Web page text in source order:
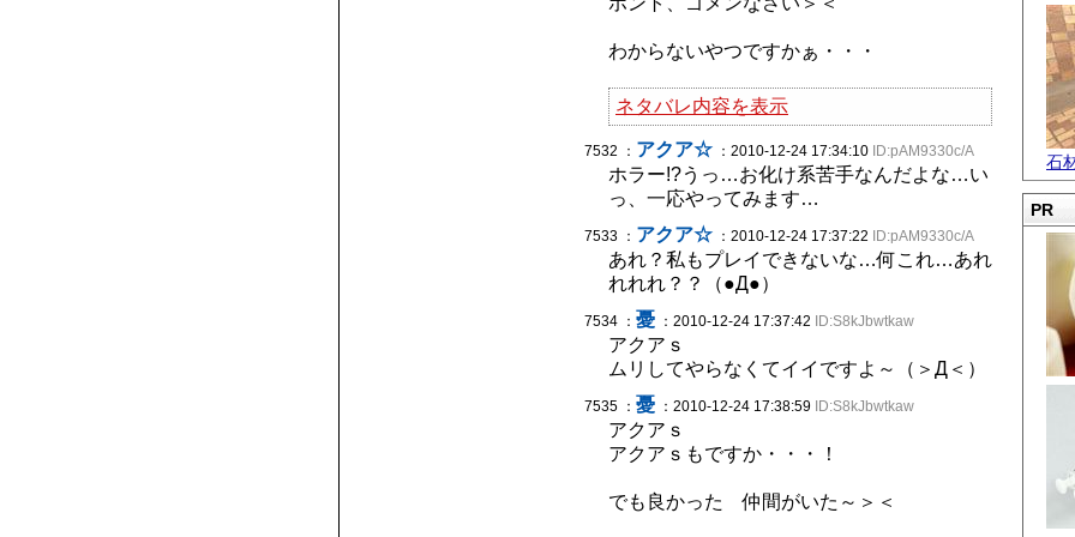
石
PR
わからないやつですかぁ・・・
ネタバレ内容を表示
7532 ： アクア☆ ：2010-12-24 17:34:10 ID:pAM9330c/A
ホラー!?うっ…お化け系苦手なんだよな…い
っ、一応やってみます…
7533 ： アクア☆ ：2010-12-24 17:37:22 ID:pAM9330c/A
あれ？私もプレイできないな…何これ…あれ
れれれ？？（●Д●）
7534 ： 憂 ：2010-12-24 17:37:42 ID:S8kJbwtkaw
アクアｓ
ムリしてやらなくてイイですよ～（＞Д＜）
7535 ： 憂 ：2010-12-24 17:38:59 ID:S8kJbwtkaw
アクアｓ
アクアｓもですか・・・！
でも良かった 仲間がいた～＞＜